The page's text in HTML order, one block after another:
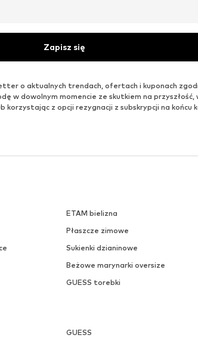
Zapisz się
o aktualnych trendach, ofertach i kuponach
w dowolnym momencie ze skutkiem na przyszłość,
korzystając z opcji rezygnacji z subskrypcji na
ETAM bielizna
Płaszcze zimowe
Sukienki dzianinowe
Beżowe marynarki oversize
GUESS torebki
GUESS